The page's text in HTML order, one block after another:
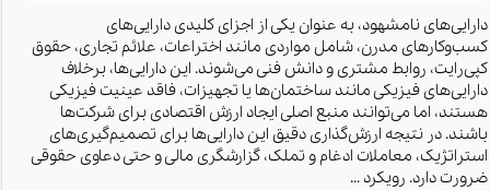
دارایی‌های نامشهود، به عنوان یکی از اجزای کلیدی دارایی‌های
کسب‌وکارهای مدرن، شامل مواردی مانند اختراعات، علائم تجاری، حقوق
کپی‌رایت، روابط مشتری و دانش فنی می‌شوند. این دارایی‌ها، برخلاف
دارایی‌های فیزیکی مانند ساختمان‌ها یا تجهیزات، فاقد عینیت فیزیکی
هستند، اما می‌توانند منبع اصلی ایجاد ارزش اقتصادی برای شرکت‌ها
باشند. در نتیجه ارزش‌گذاری دقیق این دارایی‌ها برای تصمیم‌گیری‌های
استراتژیک، معاملات ادغام و تملک، گزارشگری مالی و حتی دعاوی حقوقی
ضرورت دارد. رویکرد …